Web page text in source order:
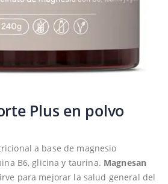
Plus en polvo
a base de magnesio
B6, glicina y taurina. Magnesan
para mejorar la salud general del